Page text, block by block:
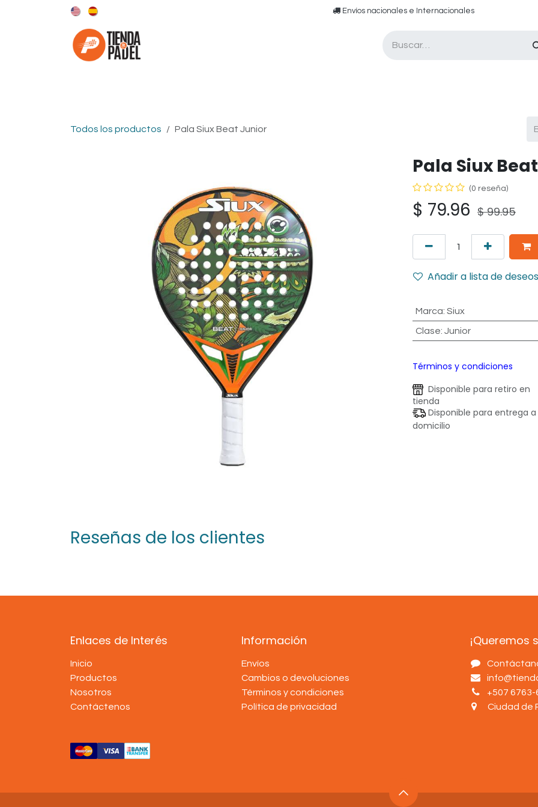
​​ E​nvíos nacionales e ​​​Internacionales​
Todos los productos Pala Siux Beat Junior
Pala Siux
(0 reseña)
$ 79.96 $99.95
Añadir a lista de deseos
Marca: Siux
Clase: Junior
Términos y condiciones
Disponible para retiro en
tienda
Disponible para entrega a
domicilio
Reseñas de los clientes
Enlaces de Interés
Inicio
Productos
Nosotros
Contáctenos
Información
Envíos
Cambios o devoluciones
Términos y condiciones
Política de privacidad
¡Queremos
+507 6763-
Ciudad de